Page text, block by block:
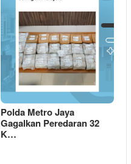
Polda Metro Jaya
Gagalkan Peredaran 32
K…